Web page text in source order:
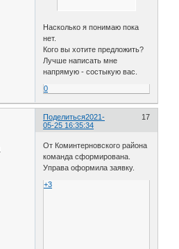
Насколько я понимаю пока
нет.
Кого вы хотите предложить?
Лучше написать мне
напрямую - состыкую вас.
0
Поделиться 17
2021-
05-25 16:35:34
От Коминтерновского района
команда сформирована.
Управа оформила заявку.
+3